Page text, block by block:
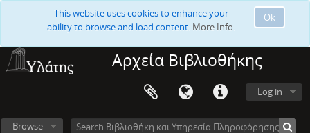
Ok
This website uses cookies to enhance your
ability to browse and load content. More Info.
Αρχεία Βιβλιοθήκης
Log in
Browse